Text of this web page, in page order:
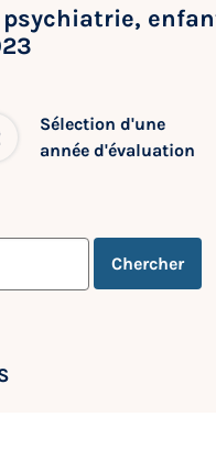
Sélection d'une
année d'évaluation
Chercher